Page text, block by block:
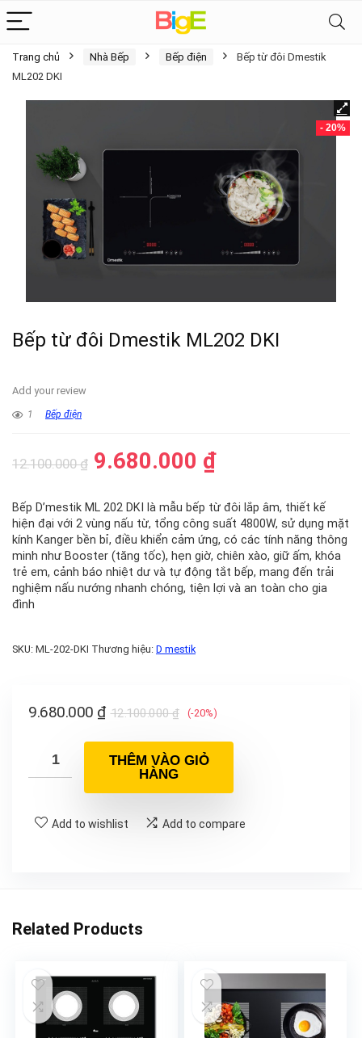
Trang chủ Nhà Bếp Bếp điện
Bếp từ đôi Dmestik
ML202 DKI
- 20%
Bếp từ đôi Dmestik ML202 DKI
Add your review
1 Bếp điện
12.100.000₫ 9.680.000 ₫
Bếp D’mestik ML 202 DKI là mẫu bếp từ đôi lắp âm, thiết kế
hiện đại với 2 vùng nấu từ, tổng công suất 4800W, sử dụng mặt
kính Kanger bền bỉ, điều khiển cảm ứng, có các tính năng thông
minh như Booster (tăng tốc), hẹn giờ, chiên xào, giữ ấm, khóa
trẻ em, cảnh báo nhiệt dư và tự động tắt bếp, mang đến trải
nghiệm nấu nướng nhanh chóng, tiện lợi và an toàn cho gia
đình
SKU: ML-202-DKI Thương hiệu: D mestik
12.100.000₫
9.680.000 ₫ (-20%)
THÊM VÀO GIỎ
HÀNG
Add to wishlist Add to compare
Related Products